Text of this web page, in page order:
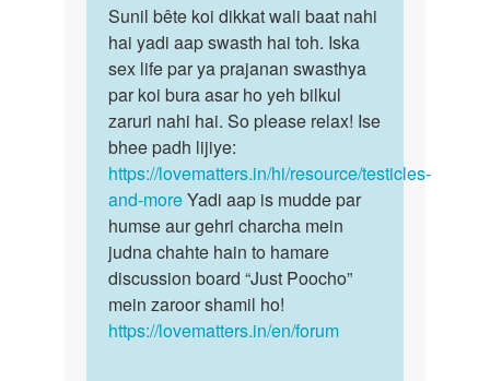
to
mera
ek
andakosh
kharab
huwa…
by
Sunil
tukaram
pakhmode
Sunil
bête
koi
dikkat
wali…
Sunil bête koi dikkat wali baat nahi
hai yadi aap swasth hai toh. Iska
sex life par ya prajanan swasthya
par koi bura asar ho yeh bilkul
zaruri nahi hai. So please relax! Ise
bhee padh lijiye:
https://lovematters.in/hi/resource/testicles-
and-moreYadi aap is mudde par
humse aur gehri charcha mein
judna chahte hain to hamare
discussion board “Just Poocho”
mein zaroor shamil ho!
https://lovematters.in/en/forum